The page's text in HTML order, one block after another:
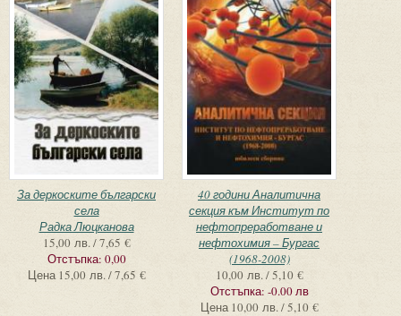
За деркоските български
села
Радка Люцканова
15,00 лв. / 7,65 €
Отстъпка: 0,00
Цена 15,00 лв. / 7,65 €
40 години Аналитична
секция към Институт по
нефтопреработване и
нефтохимия – Бургас
(1968-2008)
10,00 лв. / 5,10 €
Отстъпка: -0.00 лв
Цена 10,00 лв. / 5,10 €